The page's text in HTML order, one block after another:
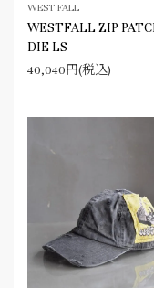
WEST FALL
WESTFALL ZIP
DIE LS
40,040円(税込)